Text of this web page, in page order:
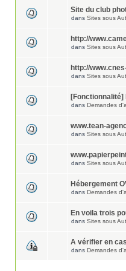
Site du club
dans Sites sous
http://
dans Sites sous
http://
dans Sites sous
dans Demandes
www.tean-
dans Sites sous
dans Sites sous
Hébergement
dans Demandes
En voila trois
dans Sites sous
A vérifier en
dans Demandes